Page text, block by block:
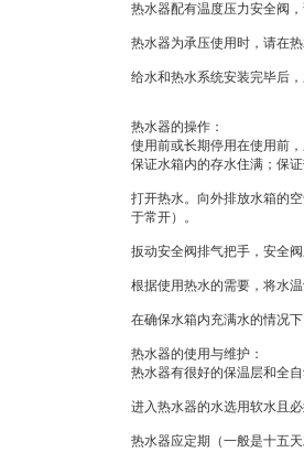
热水器配有温度压力安全阀
热水器为承压使用时，请在
给水和热水系统安装完毕后
热水器的操作：
使用前或长期停用在使用前
保证水箱内的存水住满；保
打开热水。向外排放水箱的
于常开）。
扳动安全阀排气把手，安全
根据使用热水的需要，将水
在确保水箱内充满水的情况
热水器的使用与维护：
热水器有很好的保温层和全
进入热水器的水选用软水且
热水器应定期（一般是十五